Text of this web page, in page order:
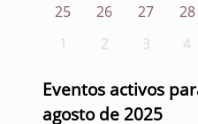
25
26 27 28
1
2 3 4
Eventos activos
agosto de 2025